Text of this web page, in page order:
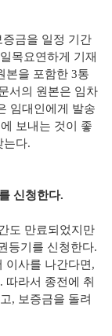
금을 일정 기간
목요연하게 기재
본을 포함한 3통
서의 원본은 임차
임대인에게 발송
보내는 것이 좋
는다.
신청한다.
도 만료되었지만
등기를 신청한다.
이사를 나간다면,
따라서 종전에 취
, 보증금을 돌려